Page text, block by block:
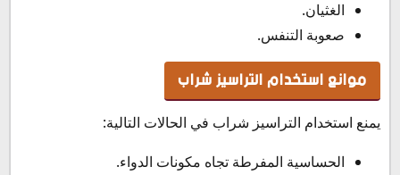
الغثيان.
صعوبة التنفس.
موانع استخدام التراسيز شراب
يمنع استخدام التراسيز شراب في الحالات التالية:
الحساسية المفرطة تجاه مكونات الدواء.